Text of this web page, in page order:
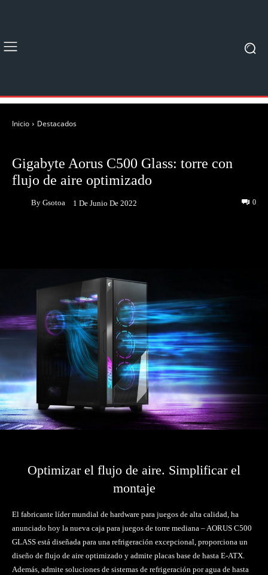
Inicio Destacados
Gigabyte Aorus C500 Glass: torre con
flujo de aire optimizado
By Gsotoa 1 De Junio De 2022 0
Optimizar el flujo de aire. Simplificar el
montaje
El fabricante líder mundial de hardware para juegos de alta calidad, ha
anunciado hoy la nueva caja para juegos de torre mediana – AORUS C500
GLASS está diseñada para una refrigeración excepcional, proporciona un
diseño de flujo de aire optimizado y admite placas base de hasta E-ATX.
Además, admite soluciones de sistemas de refrigeración por agua de hasta